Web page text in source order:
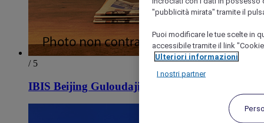
/ 5
IBIS Beijing Guloudajie Metro Station Hotel
"pubblicità mirata" tramite il
Puoi modificare le tue scelte in
accessibile tramite il link
Ulteriori informazioni
I nostri partner